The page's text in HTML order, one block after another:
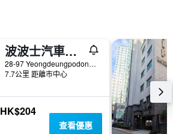
波波士汽車旅館
28-97 Yeongdeungpodong 2(i)-ga, 首爾, 韓國
7.7公里 距離市中心
HK$204
查看優惠